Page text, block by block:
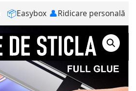
📦Easybox 👤Ridicare personală